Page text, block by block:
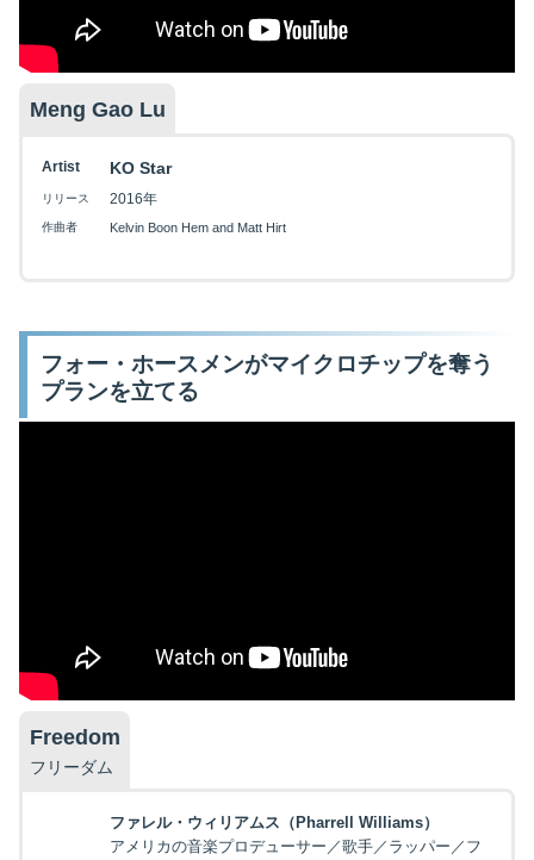
Meng Gao Lu
Artist KO Star
リリース 2016年
作曲者 Kelvin Boon Hem and Matt Hirt
フォー・ホースメンがマイクロチップを奪う
プランを立てる
Freedom
フリーダム
ファレル・ウィリアムス（Pharrell Williams）
アメリカの音楽プロデューサー／歌手／ラッパー／フ